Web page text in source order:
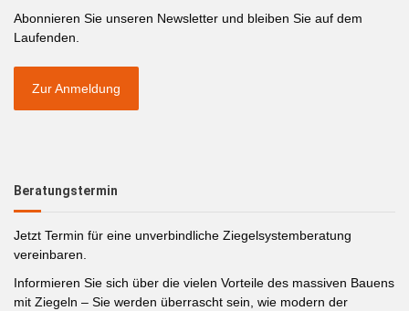
Abonnieren Sie unseren Newsletter und bleiben Sie auf dem
Laufenden.
Zur Anmeldung
Beratungstermin
Jetzt Termin für eine unverbindliche Ziegelsystemberatung
vereinbaren.
Informieren Sie sich über die vielen Vorteile des massiven Bauens
mit Ziegeln – Sie werden überrascht sein, wie modern der